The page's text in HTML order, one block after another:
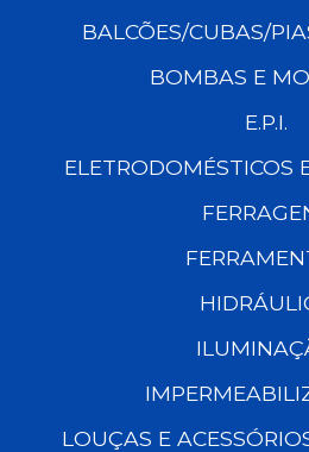
BALCÕES/CUBAS/
BOMBAS E
E.P.I.
ELETRODOMÉSTICOS
LOUÇAS E